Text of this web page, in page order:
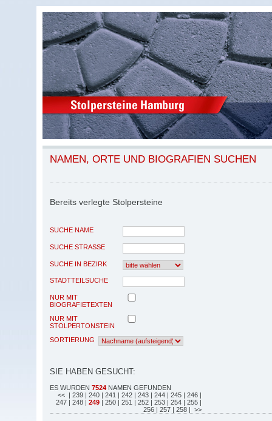
NAMEN, ORTE UND BIOGRAFIEN SUCHEN
Bereits verlegte Stolpersteine
SUCHE NAME
SUCHE STRASSE
SUCHE IN BEZIRK
STADTTEILSUCHE
NUR MIT
BIOGRAFIETEXTEN
NUR MIT
STOLPERTONSTEIN
SORTIERUNG
SIE HABEN GESUCHT:
ES WURDEN 7524 NAMEN GEFUNDEN
<< | 239 | 240 | 241 | 242 | 243 | 244 | 245 | 246 |
247 | 248 | 249 | 250 | 251 | 252 | 253 | 254 | 255 |
256 | 257 | 258 | >>